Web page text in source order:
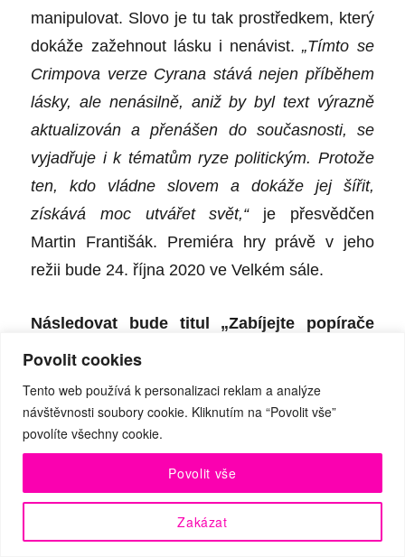
Povolit cookies
Tento web používá k personalizaci reklam a analýze
návštěvnosti soubory cookie. Kliknutím na “Povolit vše”
povolíte všechny cookie.
Zakázat
Povolit vše
manipulovat. Slovo je tu tak prostředkem, který
dokáže zažehnout lásku i nenávist.„Tímto se
Crimpova verze Cyrana stává nejen příběhem
lásky, ale nenásilně, aniž by byl text výrazně
aktualizován a přenášen do současnosti, se
vyjadřuje i k tématům ryze politickým. Protože
ten, kdo vládne slovem a dokáže jej šířit,
získává moc utvářet svět,“je přesvědčen
Martin Františák. Premiéra hry právě v jeho
režii bude 24. října 2020 ve Velkém sále.
Následovat bude titul „Zabíjejte popírače
klimatických změn“. Vypráví o tom, co se
klimatické změny střetne s nepružnými
osobami z nejvyšší politiky. Palčivě aktuální
Finnigana inspirovaly černé komedie
Quentina Tarantina, rétorika Ala Gora a
klenotnice populární hudby. Hra přitom